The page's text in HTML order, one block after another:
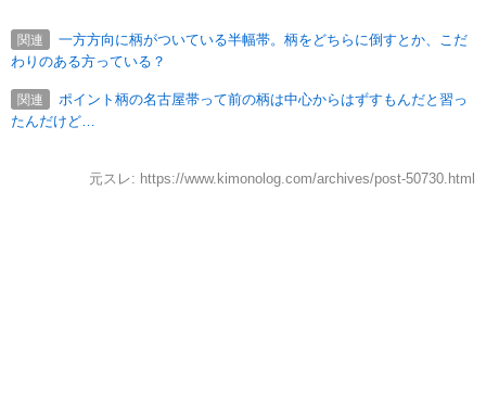
関連
一方方向に柄がついている半幅帯。柄をどちらに倒すとか、こだ
わりのある方っている？
関連
ポイント柄の名古屋帯って前の柄は中心からはずすもんだと習っ
たんだけど…
元スレ: https://www.kimonolog.com/archives/post-50730.html